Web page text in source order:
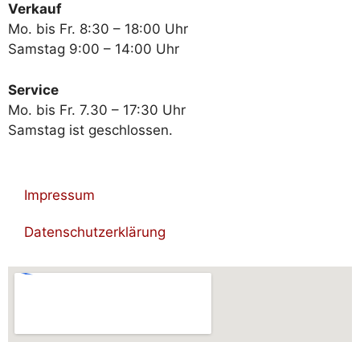
Verkauf
Mo. bis Fr. 8:30 – 18:00 Uhr
Samstag 9:00 – 14:00 Uhr
Service
Mo. bis Fr. 7.30 – 17:30 Uhr
Samstag ist geschlossen.
Impressum
Datenschutzerklärung